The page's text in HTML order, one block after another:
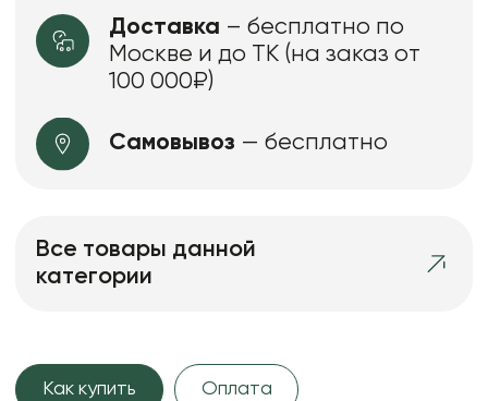
Доставка – бесплатно по
Москве и до ТК (на заказ от
100 000₽)
Самовывоз — бесплатно
Все товары данной
категории
Как купить Оплата